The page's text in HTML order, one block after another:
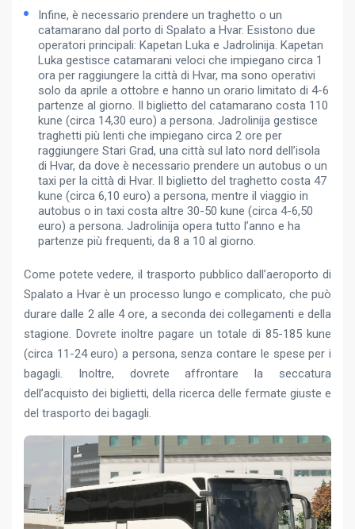
Infine, è necessario prendere un traghetto o un
catamarano dal porto di Spalato a Hvar. Esistono due
operatori principali: Kapetan Luka e Jadrolinija. Kapetan
Luka gestisce catamarani veloci che impiegano circa 1
ora per raggiungere la città di Hvar, ma sono operativi
solo da aprile a ottobre e hanno un orario limitato di 4-6
partenze al giorno. Il biglietto del catamarano costa 110
kune (circa 14,30 euro) a persona. Jadrolinija gestisce
traghetti più lenti che impiegano circa 2 ore per
raggiungere Stari Grad, una città sul lato nord dell’isola
di Hvar, da dove è necessario prendere un autobus o un
taxi per la città di Hvar. Il biglietto del traghetto costa 47
kune (circa 6,10 euro) a persona, mentre il viaggio in
autobus o in taxi costa altre 30-50 kune (circa 4-6,50
euro) a persona. Jadrolinija opera tutto l’anno e ha
partenze più frequenti, da 8 a 10 al giorno.
Come potete vedere, il trasporto pubblico dall’aeroporto di
Spalato a Hvar è un processo lungo e complicato, che può
durare dalle 2 alle 4 ore, a seconda dei collegamenti e della
stagione. Dovrete inoltre pagare un totale di 85-185 kune
(circa 11-24 euro) a persona, senza contare le spese per i
bagagli. Inoltre, dovrete affrontare la seccatura
dell’acquisto dei biglietti, della ricerca delle fermate giuste e
del trasporto dei bagagli.